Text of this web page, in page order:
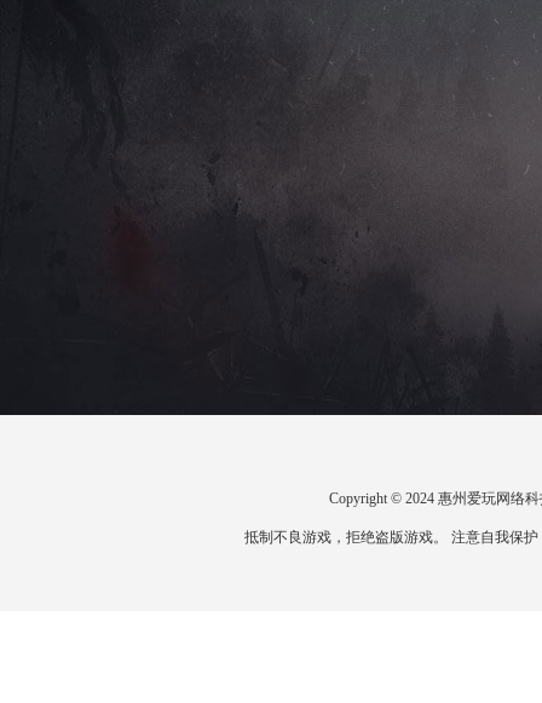
Copyright © 2024 惠州爱玩网络
抵制不良游戏，拒绝盗版游戏。 注意自我保